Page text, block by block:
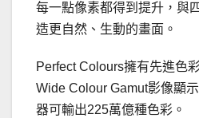
每一點像素都得到提升，與
造更自然、生動的畫面。
Perfect Colours擁有先進色
Wide Colour Gamut影像顯
器可輸出225萬億種色彩。